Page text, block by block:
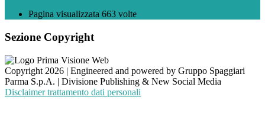
Pagina visualizzata 663 volte
Sezione Copyright
Copyright 2026 | Engineered and powered by Gruppo Spaggiari
Parma S.p.A. | Divisione Publishing & New Social Media
Disclaimer trattamento dati personali